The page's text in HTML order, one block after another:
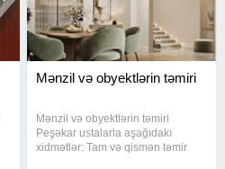
Mənzil və obyektlərin təmiri
Mənzil və obyektlərin təmiri
Peşəkar ustalarla aşağıdakı
xidmətlər: Tam və qismən təmir